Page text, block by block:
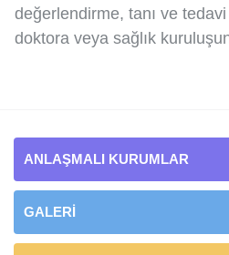
değerlendirme, tanı ve
doktora veya sağlık
ANLAŞMALI KURUMLAR
GALERİ